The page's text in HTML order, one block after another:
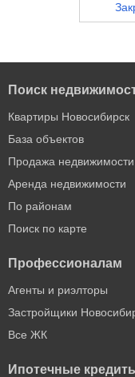
Поиск
Квартиры Новосибирск
База объектов
Продажа недвижимости
Аренда недвижимости
По районам
Поиск по карте
Профессионалам
Агенты и риэлторы
Застройщики
Все ЖК
Ипотечные